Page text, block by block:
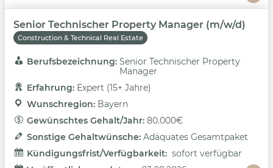
Senior Technischer Property Manager (m/w/d)
Construction & Technical Real Estate
Berufsbezeichnung: Senior Technischer Property
Manager
Erfahrung: Expert (15+ Jahre)
Wunschregion: Bayern
Gewünschtes Gehalt/Jahr: 80.000€
Sonstige Gehaltwünsche: Adäquates Gesamtpaket
Kündigungsfrist/Verfügbarkeit: sofort verfügbar